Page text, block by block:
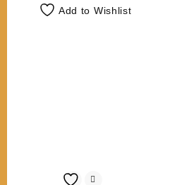
Add to Wishlist